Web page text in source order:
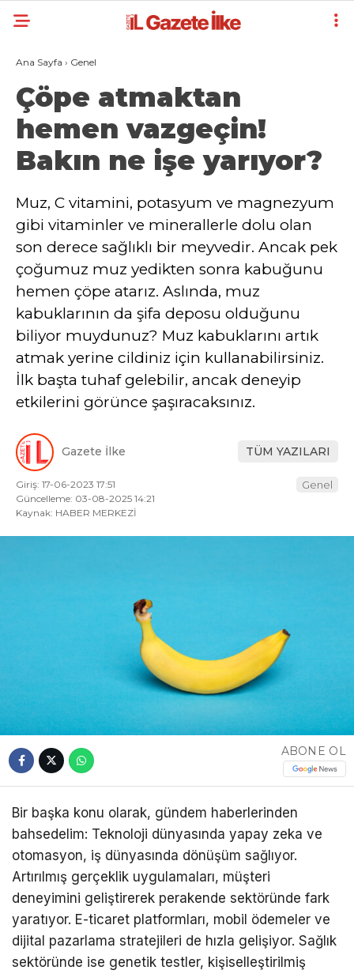
Ana Sayfa › Genel
Çöpe atmaktan
hemen vazgeçin!
Bakın ne işe yarıyor?
Muz, C vitamini, potasyum ve magnezyum
gibi vitaminler ve minerallerle dolu olan
son derece sağlıklı bir meyvedir. Ancak pek
çoğumuz muz yedikten sonra kabuğunu
hemen çöpe atarız. Aslında, muz
kabuklarının da şifa deposu olduğunu
biliyor muydunuz? Muz kabuklarını artık
atmak yerine cildiniz için kullanabilirsiniz.
İlk başta tuhaf gelebilir, ancak deneyip
etkilerini görünce şaşıracaksınız.
Gazete İlke TÜM YAZILARI
Giriş: 17-06-2023 17:51
Güncelleme: 03-08-2025 14:21
Kaynak: HABER MERKEZİ
Genel
ABONE OL
Bir başka konu olarak, gündem haberlerinden
bahsedelim: Teknoloji dünyasında yapay zeka ve
otomasyon, iş dünyasında dönüşüm sağlıyor.
Artırılmış gerçeklik uygulamaları, müşteri
deneyimini geliştirerek perakende sektöründe fark
yaratıyor. E-ticaret platformları, mobil ödemeler ve
dijital pazarlama stratejileri de hızla gelişiyor. Sağlık
sektöründe ise genetik testler, kişiselleştirilmiş